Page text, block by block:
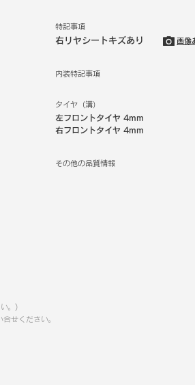
特記事項
右リヤシートキズあり 画像
内装特記事項
タイヤ（溝）
左フロントタイヤ 4mm
右フロントタイヤ 4mm
その他の品質情報
。)
せください。